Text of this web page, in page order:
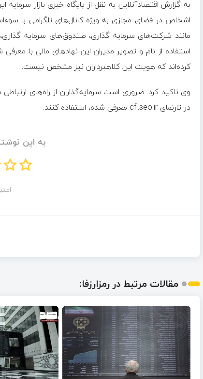
به گزارش اقتصادآنلاین به نقل از پایگاه خبری بازار
اشخاص در فضای مجازی به ویژه کانال‌های تلگرامی با
مانند شرکت‌های سرمایه گذاری، صندوق‌های سرمایه
استفاده از نام و تصویر مدیران این نهاد‌های مالی با
کرده‌اند که هویت این کلاهبرداران نیز مشخص نیست.
وی تاکید کرد: ضروری است سرمایه‌گذاران از راه‌های
در تارنمای cfi.seo.ir معرفی شده، استفاده کنند.
به این
مقالات مرتبط در رمزارزفا: